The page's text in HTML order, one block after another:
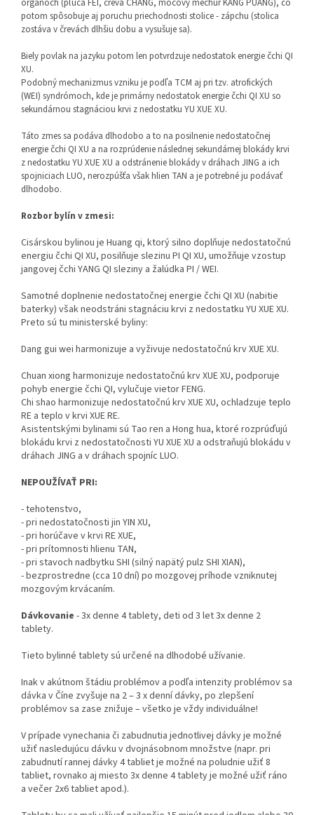
potom spôsobuje aj poruchu priechodnosti stolice - zápchu (stolica
zostáva v črevách dlhšiu dobu a vysušuje sa).
Biely povlak na jazyku potom len potvrdzuje nedostatok energie čchi QI
XU.
Podobný mechanizmus vzniku je podľa TCM aj pri tzv. atrofických
(WEI) syndrómoch, kde je primárny nedostatok energie čchi QI XU so
sekundárnou stagnáciou krvi z nedostatku YU XUE XU.
Táto zmes sa podáva dlhodobo a to na posilnenie nedostatočnej
energie čchi QI XU a na rozprúdenie následnej sekundárnej blokády krvi
z nedostatku YU XUE XU a odstránenie blokády v dráhach JING a ich
spojniciach LUO, nerozpúšťa však hlien TAN a je potrebné ju podávať
dlhodobo.
Rozbor bylín v zmesi:
Cisárskou bylinou je Huang qi, ktorý silno doplňuje nedostatočnú
energiu čchi QI XU, posilňuje slezinu PI QI XU, umožňuje vzostup
jangovej čchi YANG QI sleziny a žalúdka PI / WEI.
Samotné doplnenie nedostatočnej energie čchi QI XU (nabitie
baterky) však neodstráni stagnáciu krvi z nedostatku YU XUE XU.
Preto sú tu ministerské byliny:
Dang gui wei harmonizuje a vyživuje nedostatočnú krv XUE XU.
Chuan xiong harmonizuje nedostatočnú krv XUE XU, podporuje
pohyb energie čchi QI, vylučuje vietor FENG.
Chi shao harmonizuje nedostatočnú krv XUE XU, ochladzuje teplo
RE a teplo v krvi XUE RE.
Asistentskými bylinami sú Tao ren a Hong hua, ktoré rozprúďujú
blokádu krvi z nedostatočnosti YU XUE XU a odstraňujú blokádu v
dráhach JING a v dráhach spojníc LUO.
NEPOUŽÍVAŤ PRI:
- tehotenstvo,
- pri nedostatočnosti jin YIN XU,
- pri horúčave v krvi RE XUE,
- pri prítomnosti hlienu TAN,
- pri stavoch nadbytku SHI (silný napätý pulz SHI XIAN),
- bezprostredne (cca 10 dní) po mozgovej príhode vzniknutej
mozgovým krvácaním.
Dávkovanie - 3x denne 4 tablety, deti od 3 let 3x denne 2
tablety.
Tieto bylinné tablety sú určené na dlhodobé užívanie.
Inak v akútnom štádiu problémov a podľa intenzity problémov sa
dávka v Číne zvyšuje na 2 – 3 x denní dávky, po zlepšení
problémov sa zase znižuje – všetko je vždy individuálne!
V prípade vynechania či zabudnutia jednotlivej dávky je možné
užiť nasledujúcu dávku v dvojnásobnom množstve (napr. pri
zabudnutí rannej dávky 4 tabliet je možné na poludnie užiť 8
tabliet, rovnako aj miesto 3x denne 4 tablety je možné užiť ráno
a večer 2x6 tabliet apod.).